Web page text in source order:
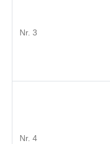
Nr. 3
Nr. 4